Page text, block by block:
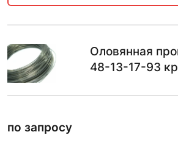
Оловянная
48-13-17-93
по запросу